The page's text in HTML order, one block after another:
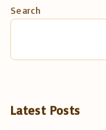
Search
Latest Posts